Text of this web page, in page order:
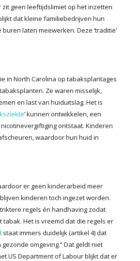
geen leeftijdslimiet op het inzetten
dat kleine familiebedrijven hun
laten meewerken. Deze ‘traditie’
in North Carolina op tabaksplantages
Ze waren misselijk,
en last van huiduitslag. Het is
’ kunnen ontwikkelen, een
ontstaat. Kinderen
waardoor hun huid in
er geen kinderarbeid meer
kinderen toch ingezet worden.
regels én handhaving zodat
Het is vreemd dat die regels er
staat immers duidelijk (artikel 4) dat
omgeving.” Dat geldt niet
US Department of Labour blijkt dat er